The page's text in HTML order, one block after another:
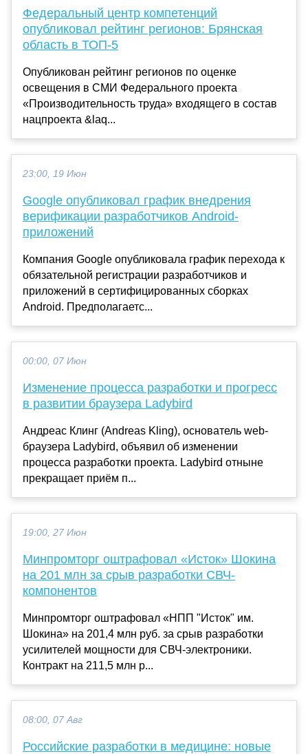
Федеральный центр компетенций
опубликовал рейтинг регионов: Брянская
область в ТОП-5
Опубликован рейтинг регионов по оценке
освещения в СМИ Федерального проекта
«Производительность труда» входящего в состав
нацпроекта &laq...
23:00, 19 Июн
Google опубликовал график внедрения
верификации разработчиков Android-
приложений
Компания Google опубликовала график перехода к
обязательной регистрации разработчиков и
приложений в сертифицированных сборках
Android. Предполагаетс...
00:00, 07 Июн
Изменение процесса разработки и прогресс
в развитии браузера Ladybird
Андреас Клинг (Andreas Kling), основатель web-
браузера Ladybird, объявил об изменении
процесса разработки проекта. Ladybird отныне
прекращает приём п...
19:00, 27 Июн
Минпромторг оштрафовал «Исток» Шокина
на 201 млн за срыв разработки СВЧ-
компонентов
Минпромторг оштрафовал «НПП "Исток" им.
Шокина» на 201,4 млн руб. за срыв разработки
усилителей мощности для СВЧ-электроники.
Контракт на 211,5 млн р...
08:00, 07 Авг
Российские разработки в медицине: новые